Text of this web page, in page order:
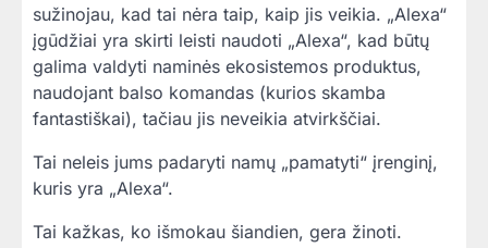
sužinojau, kad tai nėra taip, kaip jis veikia. „Alexa“
įgūdžiai yra skirti leisti naudoti „Alexa“, kad būtų
galima valdyti naminės ekosistemos produktus,
naudojant balso komandas (kurios skamba
fantastiškai), tačiau jis neveikia atvirkščiai.
Tai neleis jums padaryti namų „pamatyti“ įrenginį,
kuris yra „Alexa“.
Tai kažkas, ko išmokau šiandien, gera žinoti.